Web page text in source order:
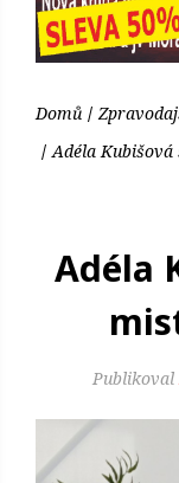
Domů
Adéla
Adéla